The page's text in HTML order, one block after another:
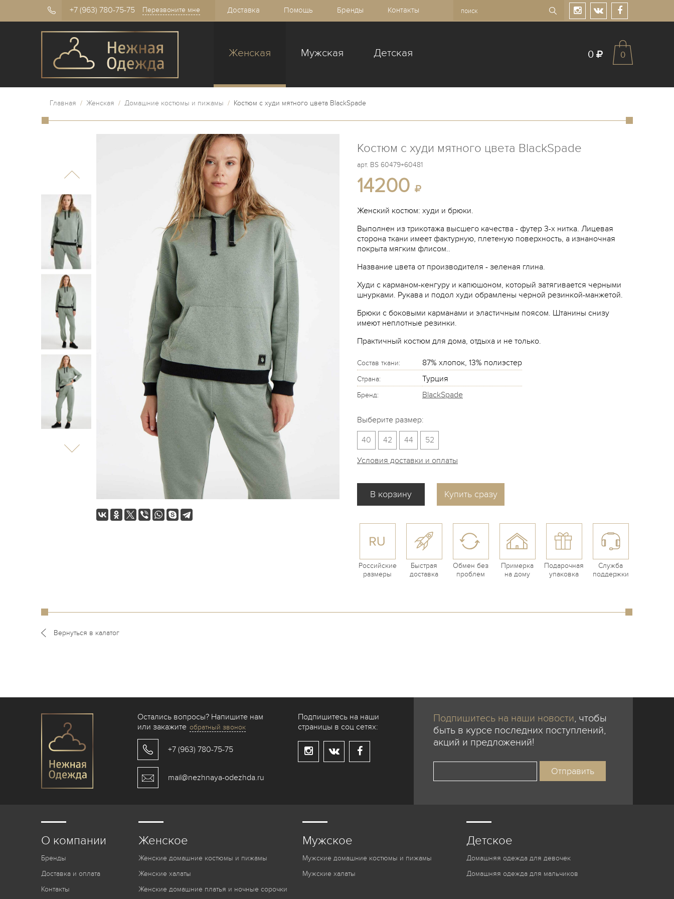
+7 (963) 780-75-75 Перезвоните мне Доставка Помощь Бренды Контакты
Женская Мужская Детская 0 0
Главная / Женская / Домашние костюмы и пижамы / Костюм с худи мятного цвета BlackSpade
Костюм с худи мятного цвета BlackSpade
арт. BS 60479+60481
14200
Женский костюм: худи и брюки.
Выполнен из трикотажа высшего качества - футер 3-х нитка. Лицевая
сторона ткани имеет фактурную, плетеную поверхность, а изнаночная
покрыта мягким флисом..
Название цвета от производителя - зеленая глина.
Худи с карманом-кенгуру и капюшоном, который затягивается черными
шнурками. Рукава и подол худи обрамлены черной резинкой-манжетой.
Брюки с боковыми карманами и эластичным поясом. Штанины снизу
имеют неплотные резинки.
Практичный костюм для дома, отдыха и не только.
Состав ткани: 87% хлопок, 13% полиэстер
Страна: Турция
Бренд: BlackSpade
Выберите размер:
40
42 44 52
Условия доставки и оплаты
Купить сразу
Российские
размеры
Быстрая
доставка
Обмен без
проблем
Примерка
на дому
Подарочная
упаковка
Служба
поддержки
Вернуться в калатог
Остались вопросы? Напишите нам
или закажите обратный звонок
+7 (963) 780-75-75
mail@nezhnaya-odezhda.ru
Подпишитесь на наши
страницы в соц сетях:
Подпишитесь на наши новости, чтобы
быть в курсе последних поступлений,
акций и предложений!
О компании
Бренды
Доставка и оплата
Контакты
Женское
Женские домашние костюмы и пижамы
Женские халаты
Женские домашние платья и ночные сорочки
Мужское
Мужские домашние костюмы и пижамы
Мужские халаты
Детское
Домашняя одежда для девочек
Домашняя одежда для мальчиков